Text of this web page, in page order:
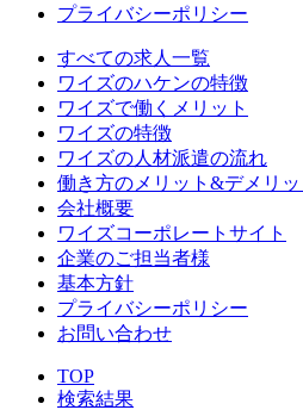
プライバシーポリシー
すべての求人一覧
ワイズのハケンの特徴
ワイズで働くメリット
ワイズの特徴
ワイズの人材派遣の流れ
働き方のメリット&デメリッ
会社概要
ワイズコーポレートサイト
企業のご担当者様
基本方針
プライバシーポリシー
お問い合わせ
TOP
検索結果